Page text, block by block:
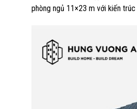
phòng ngủ 11×23 m với kiến